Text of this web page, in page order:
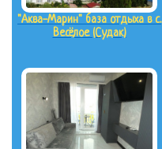
"Аква-Марин" база отдыха в с.
Весёлое (Судак)